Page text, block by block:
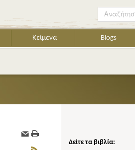
Κείμενα Blogs
Αναζήτηση
Δείτε τα βιβλία: